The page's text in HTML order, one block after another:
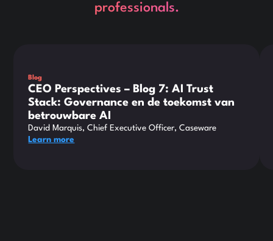
professionals.
Blog
CEO Perspectives – Blog 7: AI Trust
Stack: Governance en de toekomst van
betrouwbare AI
David Marquis, Chief Executive Officer, Caseware
Learn more